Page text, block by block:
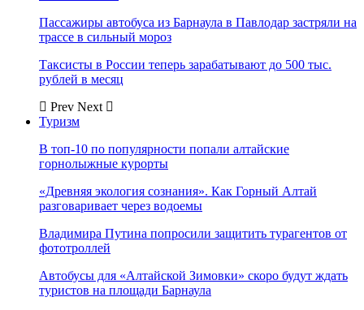
Пассажиры автобуса из Барнаула в Павлодар застряли на
трассе в сильный мороз
Таксисты в России теперь зарабатывают до 500 тыс.
рублей в месяц
Prev Next
Туризм
В топ-10 по популярности попали алтайские
горнолыжные курорты
«Древняя экология сознания». Как Горный Алтай
разговаривает через водоемы
Владимира Путина попросили защитить турагентов от
фототроллей
Автобусы для «Алтайской Зимовки» скоро будут ждать
туристов на площади Барнаула